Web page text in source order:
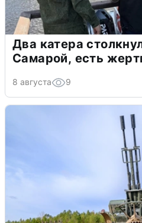
Два катера
Самарой, есть
8 августа 9